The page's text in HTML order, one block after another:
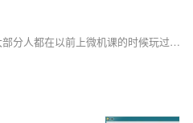
扫雷是一款单人益智游戏，相信大部分人都在以前上微机课的时候玩过。游戏的目标是借助每个区域中相邻地雷数量的线索，清除包含隐藏的“地雷”或炸弹的单元格，但不引爆其中任何一个，全部清除后即可获胜。今天我们用 Python 完成这个小程序，并且用AI来学习并实现它。 看看我们将要实现的最终样子。👇运行扫雷1.确保安装了Python 3.6+2.安装Pygame3.克隆这个存储库：